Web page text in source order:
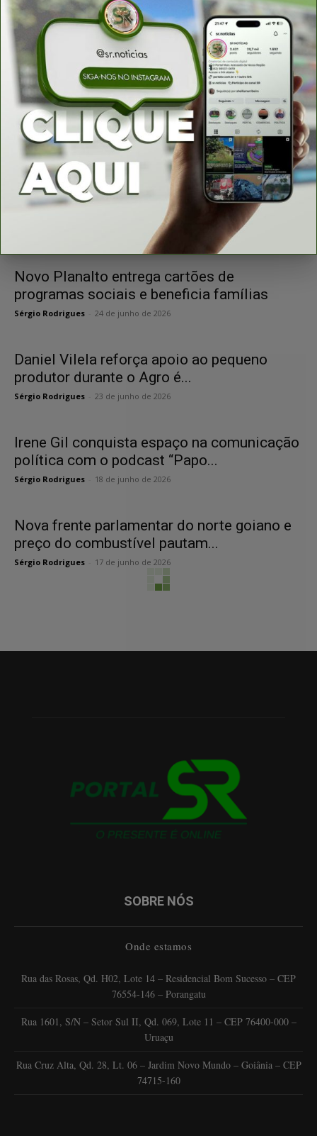
Dr. Albertino Azevedo recebe Medalha do
Mérito Legislativo Pedro Ludovico
Teixeira...
Sérgio Rodrigues
Porangatuense Osmar Borges toma posse
como vereador de Anápolis
Sérgio Rodrigues - 8 de julho de 2026
Justiça Eleitoral inicia cumprimento de
quebra de sigilo bancário contra prefeito...
27 de junho de 2026
Novo Planalto entrega cartões de
programas sociais e beneficia famílias
Sérgio Rodrigues 24 de junho de 2026
Daniel Vilela reforça apoio ao pequeno
produtor durante o Agro é...
Sérgio Rodrigues 23 de junho de 2026
Irene Gil conquista espaço na comunicação
política com o podcast “Papo...
Sérgio Rodrigues 18 de junho de 2026
Nova frente parlamentar do norte goiano e
preço do combustível pautam...
Sérgio Rodrigues 17 de junho de 2026
SOBRE NÓS
Onde estamos
Rua das Rosas, Qd. H02, Lote 14 – Residencial Bom Sucesso – CEP
76554-146 – Porangatu
Rua 1601, S/N – Setor Sul II, Qd. 069, Lote 11 – CEP 76400-000 –
Uruaçu
Rua Cruz Alta, Qd. 28, Lt. 06 – Jardim Novo Mundo – Goiânia – CEP
74715-160